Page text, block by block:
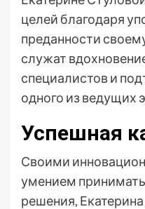
целей благодаря
преданности
служат
специалистов и
одного из ведущих
Успешная
Своими
умением
решения,